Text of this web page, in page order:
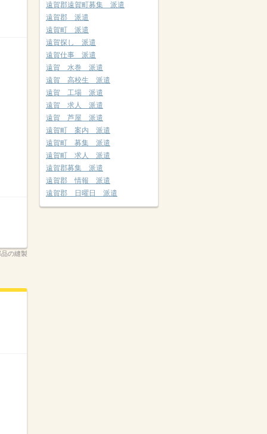
の縫製
遠賀郡遠賀町募集 派遣
遠賀郡 派遣
遠賀町 派遣
遠賀探し 派遣
遠賀仕事 派遣
遠賀 水巻 派遣
遠賀 高校生 派遣
遠賀 工場 派遣
遠賀 求人 派遣
遠賀 芦屋 派遣
遠賀町 案内 派遣
遠賀町 募集 派遣
遠賀町 求人 派遣
遠賀郡募集 派遣
遠賀郡 情報 派遣
遠賀郡 日曜日 派遣